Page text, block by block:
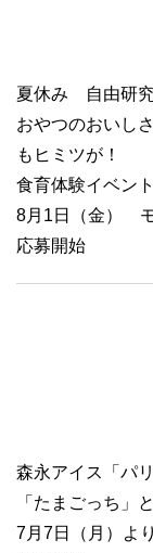
夏休み 自由研
おやつのおいし
もヒミツが！
食育体験イベン
8月1日（金）
応募開始
森永アイス「パ
「たまごっち」
7月7日（月）よ